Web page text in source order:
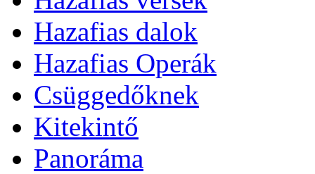
Hazafias dalok
Hazafias Operák
Csüggedőknek
Kitekintő
Panoráma